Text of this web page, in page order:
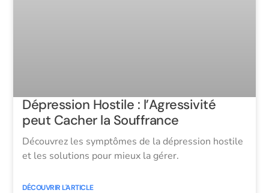
Dépression Hostile : l’Agressivité
peut Cacher la Souffrance
Découvrez les symptômes de la dépression hostile
et les solutions pour mieux la gérer.
DÉCOUVRIR L'ARTICLE